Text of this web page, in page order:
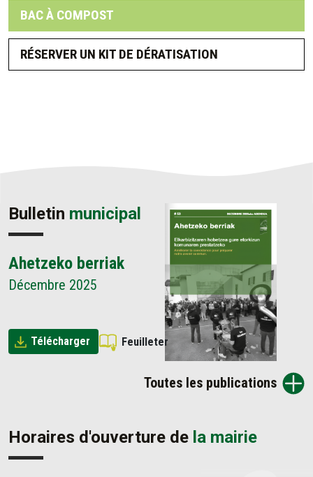
BAC À COMPOST
RÉSERVER UN KIT DE DÉRATISATION
Bulletin municipal
Ahetzeko berriak
Décembre 2025
Télécharger Feuilleter
Toutes les publications
Horaires d'ouverture de la mairie